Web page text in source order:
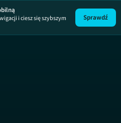
i ciesz się szybszym
Sprawdź